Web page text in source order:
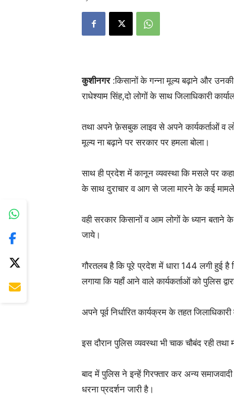
कुशीनगर:किसानों के गन्ना मूल्य बढ़ाने और उनकी
राधेश्याम सिंह,दो लोगों के साथ जिलाधिकारी
तथा अपने फ़ेसबुक लाइव से अपने कार्यकर्ताओं व
मूल्य ना बढ़ाने पर सरकार पर हमला बोला।
साथ ही प्रदेश में कानून व्यवस्था कि मसले पर
के साथ दुराचार व आग से जला मारने के कई
वही सरकार किसानों व आम लोगों के ध्यान बताने
जाये।
गौरतलब है कि पूरे प्रदेश में धारा 144 लगी हुई है
लगाया कि यहाँ आने वाले कार्यकर्ताओं को पुलिस
अपने पूर्व निर्धारित कार्यक्रम के तहत
इस दौरान पुलिस व्यवस्था भी चाक चौबंद रही
बाद में पुलिस ने इन्हें गिरफ्तार कर अन्य
धरना प्रदर्शन जारी है।